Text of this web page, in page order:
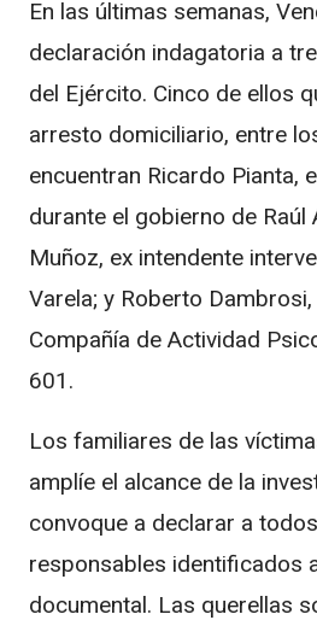
En las últimas semanas,
declaración indagatoria a
del Ejército. Cinco de ellos
arresto domiciliario, entre
encuentran Ricardo Pianta,
durante el gobierno de Raúl
Muñoz, ex intendente
Varela; y Roberto
Compañía de Actividad
601.
Los familiares de las
amplíe el alcance de la
convoque a declarar a
responsables identificados
documental. Las querellas